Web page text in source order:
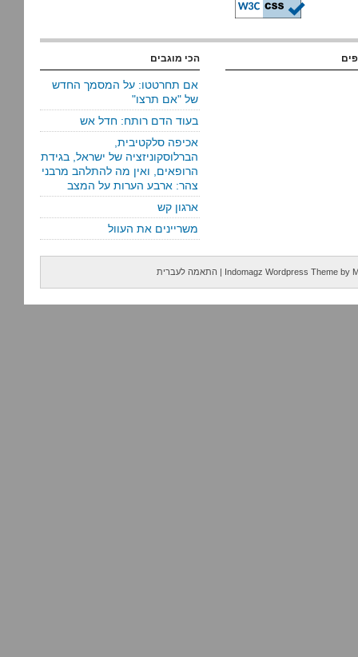
הכי מוגבים
אם תחרטטו: על המסמך החדש
של "אם תרצו"
בעוד הדם רותח: חדל אש
אכיפה סלקטיבית,
הברלוסקוניזציה של ישראל, בגידת
הרופאים, ואין מה להתלהב מרבני
צהר: ארבע הערות על המצב
ארגון קש
משריינים את העוול
Indomagz Wordpress Theme by
| התאמה לעברית